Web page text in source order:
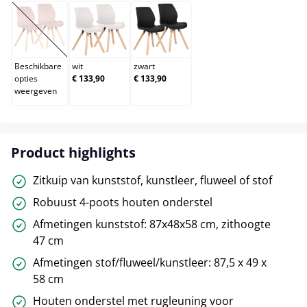
roze
(Deze optie is momenteel niet beschikbaar.)
Beschikbare
opties
weergeven
wit
wit
€ 133,90
zwart
zwart
€ 133,90
Product highlights
Zitkuip van kunststof, kunstleer, fluweel of stof
Robuust 4-poots houten onderstel
Afmetingen kunststof: 87x48x58 cm, zithoogte
47 cm
Afmetingen stof/fluweel/kunstleer: 87,5 x 49 x
58 cm
Houten onderstel met rugleuning voor